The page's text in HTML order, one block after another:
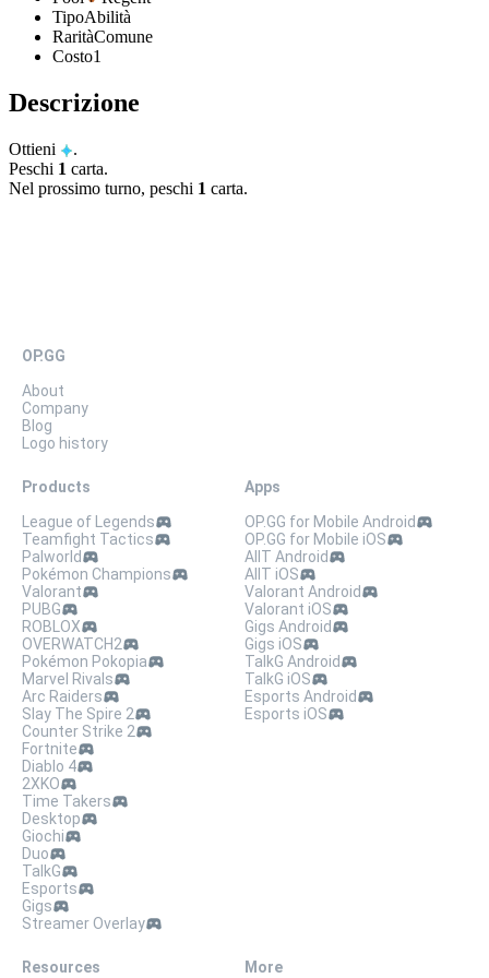
TipoAbilità
RaritàComune
Costo1
Descrizione
Ottieni
.
Peschi 1 carta.
Nel prossimo turno, peschi 1 carta.
OP.GG
About
Company
Blog
Logo history
Products
League of Legends
Teamfight Tactics
Palworld
Pokémon Champions
Valorant
PUBG
ROBLOX
OVERWATCH2
Pokémon Pokopia
Marvel Rivals
Arc Raiders
Slay The Spire 2
Counter Strike 2
Fortnite
Diablo 4
2XKO
Time Takers
Desktop
Giochi
Duo
TalkG
Esports
Gigs
Streamer Overlay
Apps
OP.GG for Mobile Android
OP.GG for Mobile iOS
AllT Android
AllT iOS
Valorant Android
Valorant iOS
Gigs Android
Gigs iOS
TalkG Android
TalkG iOS
Esports Android
Esports iOS
Resources More